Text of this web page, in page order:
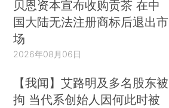
贝恩资本宣布收购贡茶 在中
国大陆无法注册商标后退出市
场
2026年08月06日
【我闻】艾路明及多名股东被
拘 当代系创始人因何此时被